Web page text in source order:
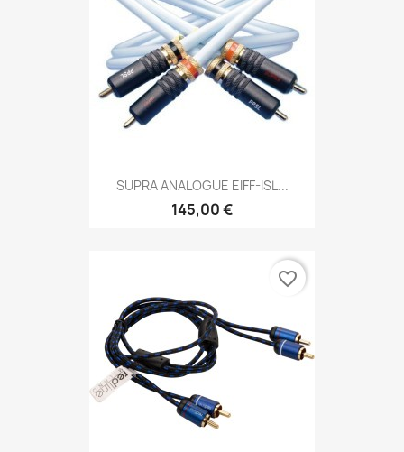
SUPRA ANALOGUE EIFF-ISL...
145,00 €
favorite_border